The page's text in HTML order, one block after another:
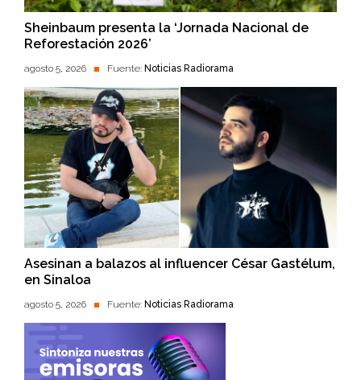
Sheinbaum presenta la ‘Jornada Nacional de
Reforestación 2026’
agosto 5, 2026 Fuente: Noticias Radiorama
Asesinan a balazos al influencer César Gastélum,
en Sinaloa
agosto 5, 2026 Fuente: Noticias Radiorama